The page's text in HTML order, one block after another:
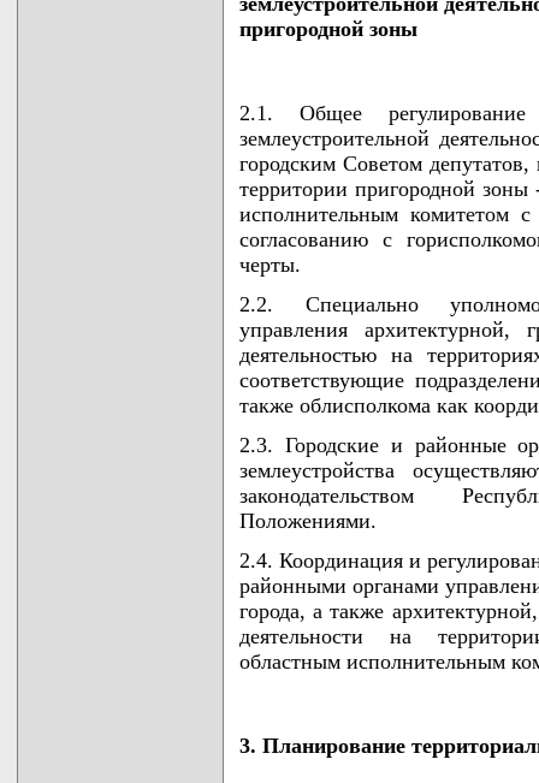
пригородной зоны
2.1. Общее регулирование
землеустроительной
городским Советом
территории пригородной
исполнительным комитетом
согласованию с
черты.
2.2. Специально
управления архитектурной,
деятельностью на
соответствующие
также облисполкома как
2.3. Городские и районные
землеустройства
законодательством
Положениями.
2.4. Координация и
районными органами
города, а также
деятельности на
областным исполнительным
3. Планирование